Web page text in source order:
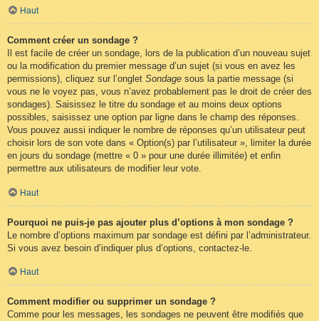
Haut
Comment créer un sondage ?
Il est facile de créer un sondage, lors de la publication d’un nouveau sujet
ou la modification du premier message d’un sujet (si vous en avez les
permissions), cliquez sur l’onglet Sondage sous la partie message (si
vous ne le voyez pas, vous n’avez probablement pas le droit de créer des
sondages). Saisissez le titre du sondage et au moins deux options
possibles, saisissez une option par ligne dans le champ des réponses.
Vous pouvez aussi indiquer le nombre de réponses qu’un utilisateur peut
choisir lors de son vote dans « Option(s) par l’utilisateur », limiter la durée
en jours du sondage (mettre « 0 » pour une durée illimitée) et enfin
permettre aux utilisateurs de modifier leur vote.
Haut
Pourquoi ne puis-je pas ajouter plus d’options à mon sondage ?
Le nombre d’options maximum par sondage est défini par l’administrateur.
Si vous avez besoin d’indiquer plus d’options, contactez-le.
Haut
Comment modifier ou supprimer un sondage ?
Comme pour les messages, les sondages ne peuvent être modifiés que